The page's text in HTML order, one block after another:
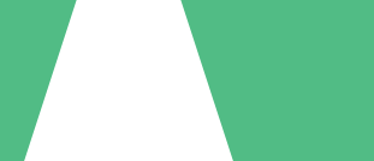
US$